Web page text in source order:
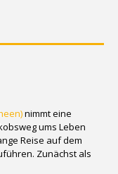
nimmt eine
ums Leben
Reise auf dem
Zunächst als